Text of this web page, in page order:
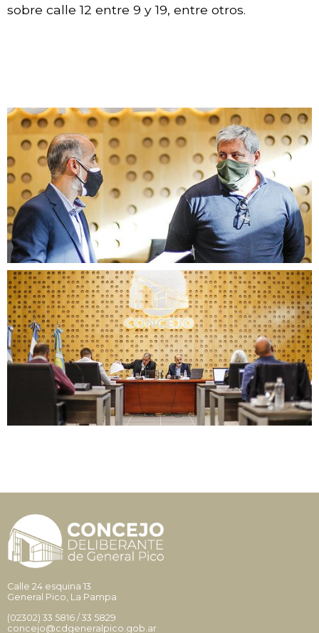
sobre calle 12 entre 9 y 19, entre otros.
Calle 24 esquina 13
General Pico, La Pampa
(02302) 33 5816 /33 5829
concejo@cdgeneralpico.gob.ar